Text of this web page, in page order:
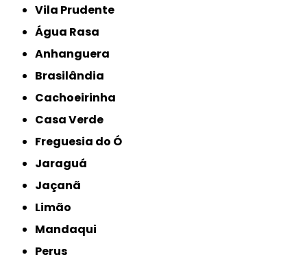
Vila Prudente
Água Rasa
Anhanguera
Brasilândia
Cachoeirinha
Casa Verde
Freguesia do Ó
Jaraguá
Jaçanã
Limão
Mandaqui
Perus